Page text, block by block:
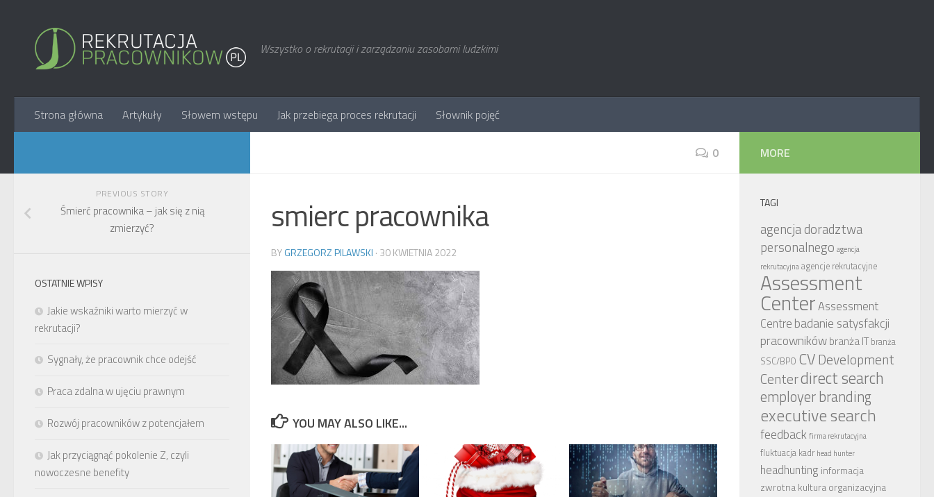
Wszystko o rekrutacji i zarządzaniu zasobami ludzkimi
Strona główna Artykuły Słowem wstępu Jak przebiega proces rekrutacji Słownik pojęć
0
smierc pracownika
BYGRZEGORZ PILAWSKI · 30 KWIETNIA 2022
YOU MAY ALSO LIKE...
PREVIOUS STORY
Śmierć pracownika – jak się z nią
zmierzyć?
OSTATNIE WPISY
Jakie wskaźniki warto mierzyć w
rekrutacji?
Sygnały, że pracownik chce odejść
Praca zdalna w ujęciu prawnym
Rozwój pracowników z potencjałem
Jak przyciągnąć pokolenie Z, czyli
nowoczesne benefity
MORE
TAGI
agencja doradztwa
personalnego agencja
rekrutacyjnaagencje rekrutacyjne
Assessment
CenterAssessment
Centre badanie satysfakcji
pracownikówbranża IT branża
SSC/BPO CV Development
Centerdirect search
employer branding
executive search
feedback firma rekrutacyjna
fluktuacja kadr head hunter
headhunting informacja
zwrotnakultura organizacyjna